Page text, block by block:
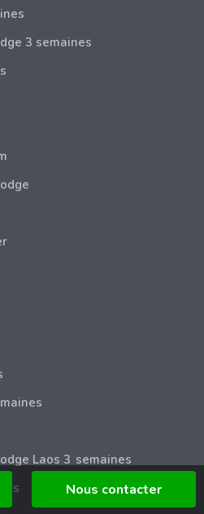
3 semaines
Laos 3 semaines
Nous contacter